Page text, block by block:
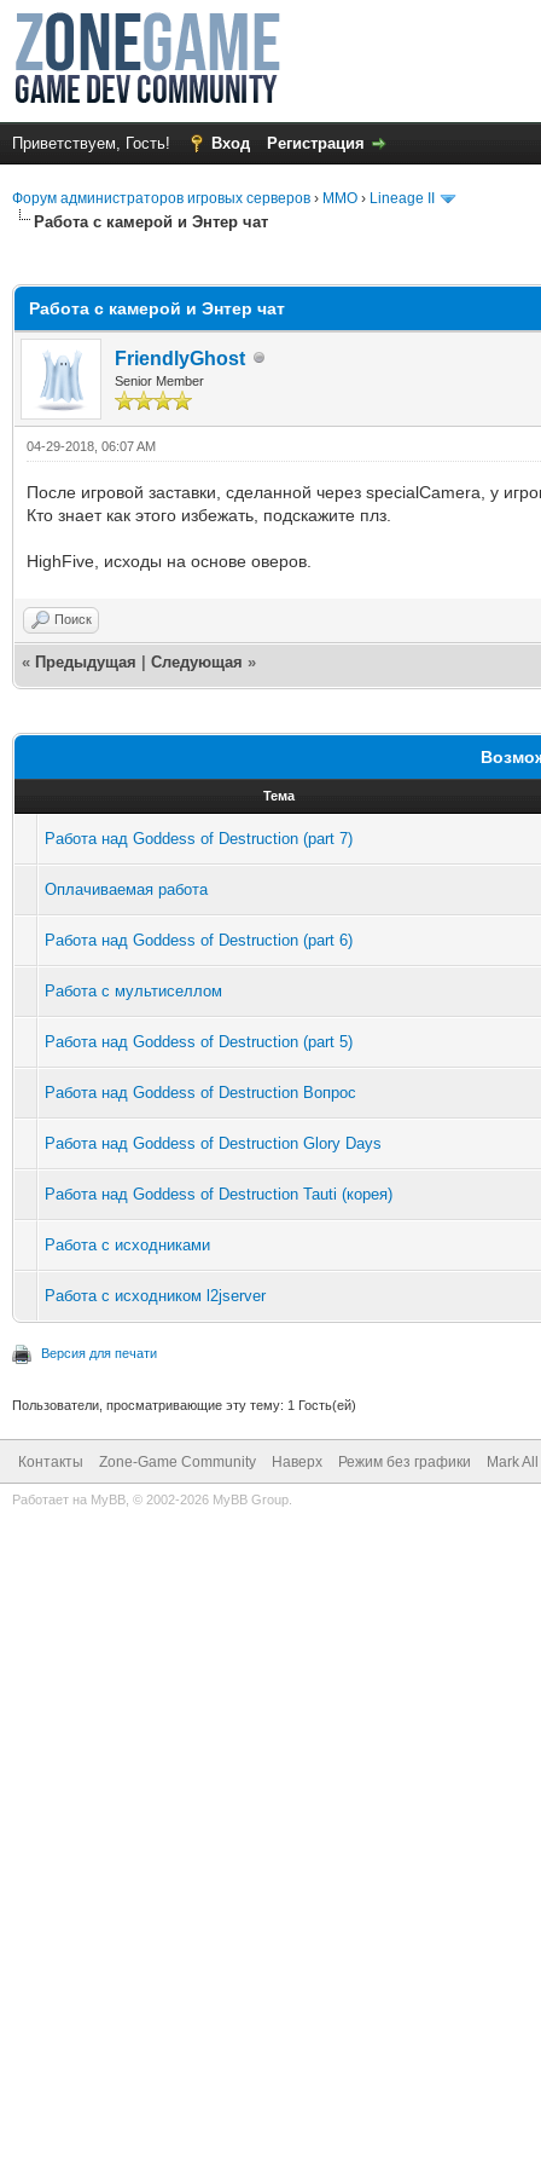
Приветствуем, Гость! Вход Регистрация
Форум администраторов игровых серверов › MMO › Lineage II
Работа с камерой и Энтер чат
Работа с камерой и Энтер чат
FriendlyGhost
Senior Member
04-29-2018, 06:07 AM
После игровой заставки, сделанной через specialCamera, у
Кто знает как этого избежать, подскажите плз.
HighFive, исходы на основе оверов.
Поиск
« Предыдущая Следующая »
Тема
Работа над Goddess of Destruction (part 7)
Оплачиваемая работа
Работа над Goddess of Destruction (part 6)
Работа с мультиселлом
Работа над Goddess of Destruction (part 5)
Работа над Goddess of Destruction Вопрос
Работа над Goddess of Destruction Glory Days
Работа над Goddess of Destruction Tauti (корея)
Работа с исходниками
Работа с исходником l2jserver
Версия для печати
Пользователи, просматривающие эту тему: 1 Гость(ей)
Контакты Zone-Game Community Наверх Режим без графики Mark
Работает на MyBB , © 2002-2026 MyBB Group